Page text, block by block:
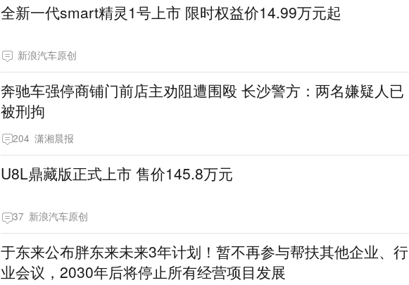
全新一代smart精灵1号上市 限时权益价14.99万元起
新浪汽车原创
奔驰车强停商铺门前店主劝阻遭围殴 长沙警方：两名嫌疑人已
被刑拘
204 潇湘晨报
U8L鼎藏版正式上市 售价145.8万元
37 新浪汽车原创
于东来公布胖东来未来3年计划！暂不再参与帮扶其他企业、行
业会议，2030年后将停止所有经营项目发展